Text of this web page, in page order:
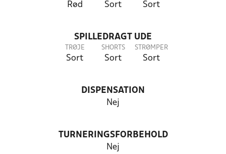
Rød Sort Sort
SPILLEDRAGT UDE
TRØJE
Sort
SHORTS
Sort
STRØMPER
Sort
DISPENSATION
Nej
TURNERINGSFORBEHOLD
Nej